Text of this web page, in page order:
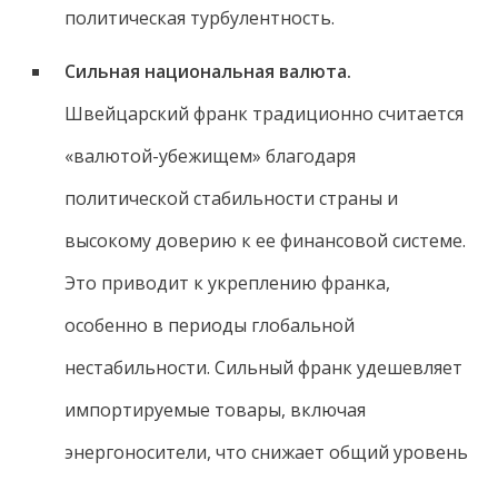
политическая турбулентность.
Сильная национальная валюта.
Швейцарский франк традиционно считается
«валютой-убежищем» благодаря
политической стабильности страны и
высокому доверию к ее финансовой системе.
Это приводит к укреплению франка,
особенно в периоды глобальной
нестабильности. Сильный франк удешевляет
импортируемые товары, включая
энергоносители, что снижает общий уровень